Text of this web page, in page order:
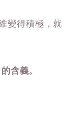
變得積極，就
含義。